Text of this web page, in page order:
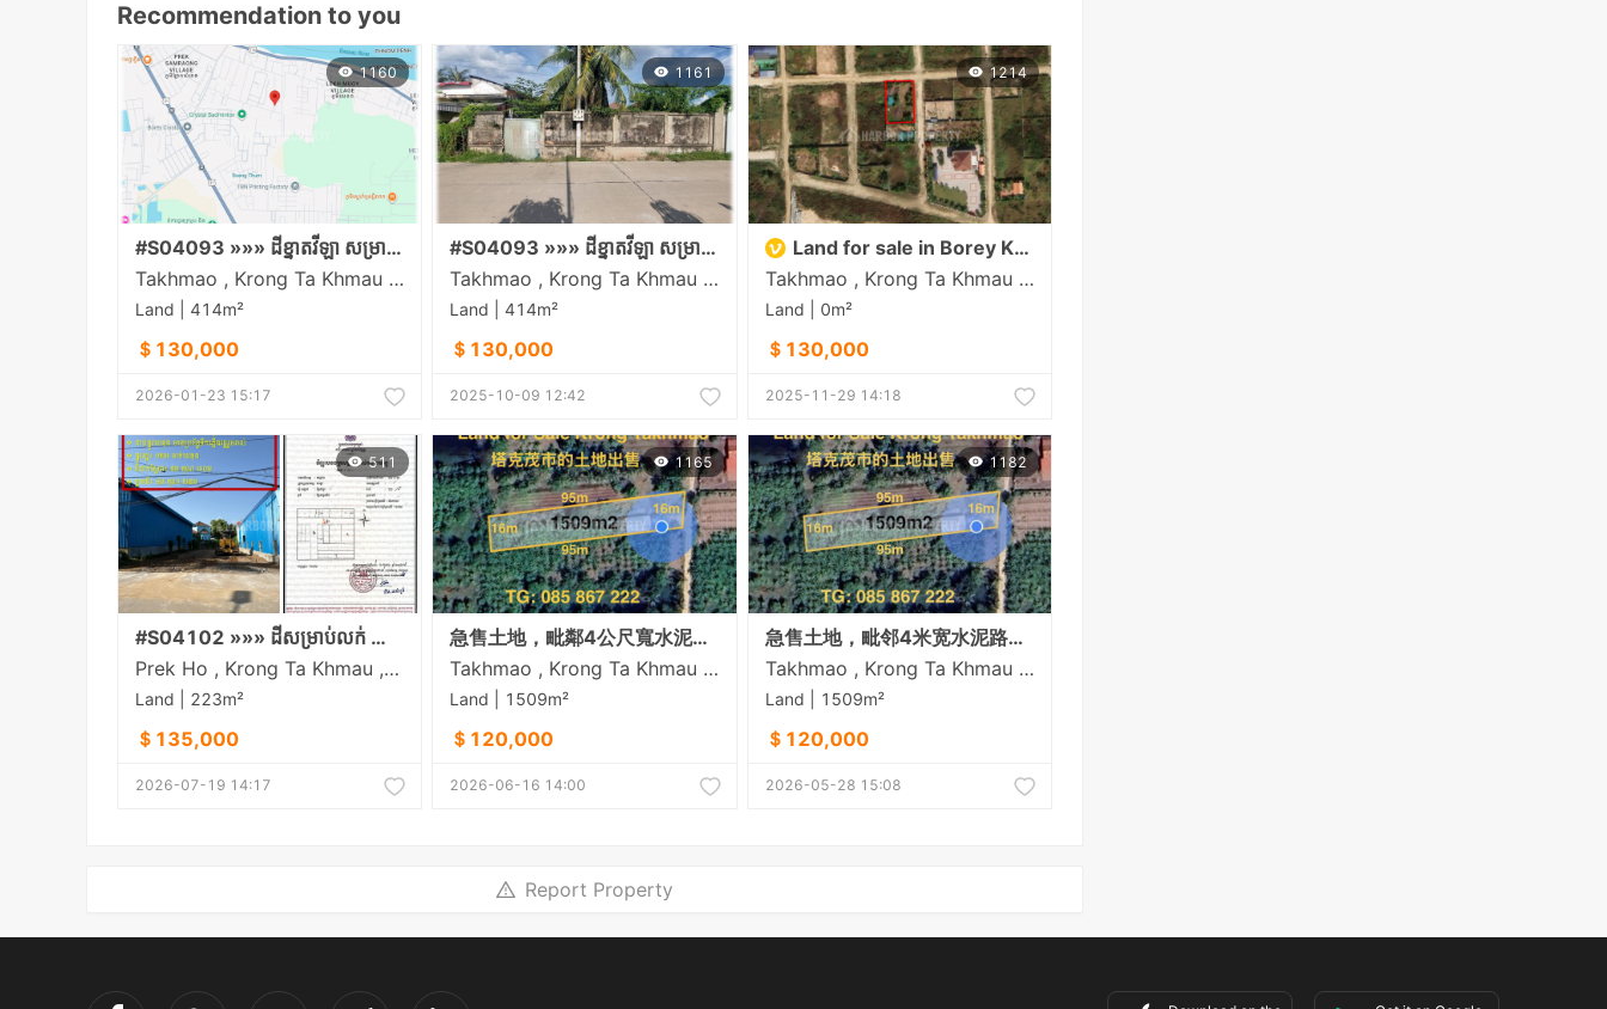
Recommendation to you
1160
#S04093 »»» ដីខ្នាតវីឡា សម្រាប់លក់ នៅក្រុងតាខ្មៅ ជាប់បញ្ជារការដ្ឋានអង្គរក្ស ជិតផ្លូវ ២១
Takhmao , Krong Ta Khmau , Kandal
Land | 414m²
＄130,000
2026-01-23 15:17
1161
#S04093 »»» ដីខ្នាតវីឡា សម្រាប់លក់ នៅក្រុងតាខ្មៅ ជាប់បញ្ជារការដ្ឋានអង្គរក្ស ជិតផ្លូវ ២១
Takhmao , Krong Ta Khmau , Kandal
Land | 414m²
＄130,000
2025-10-09 12:42
1214
Land for sale in Borey Kaing Meng near New Airport
Takhmao , Krong Ta Khmau , Kandal
Land | 0m²
＄130,000
2025-11-29 14:18
511
#S04102 »»» ដីសម្រាប់លក់ នៅព្រែកហូរ ក្រុងតាខ្មៅ ជាប់ផ្លូវបេតុង មានប្រព័ន្ធទឹកភ្លើងរដ្ឋរួចរាល់
Prek Ho , Krong Ta Khmau , Kandal
Land | 223m²
＄135,000
2026-07-19 14:17
1165
急售土地，毗鄰4公尺寬水泥路，距達克茂市2公里
Takhmao , Krong Ta Khmau , Kandal
Land | 1509m²
＄120,000
2026-06-16 14:00
1182
急售土地，毗邻4米宽水泥路，距21号国道2公里，位于达克茂市
Takhmao , Krong Ta Khmau , Kandal
Land | 1509m²
＄120,000
2026-05-28 15:08
Report Property